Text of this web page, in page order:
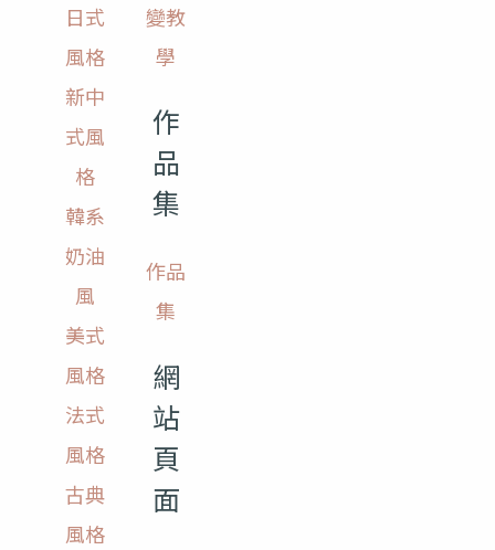
日式
風格
新中
式風
格
韓系
奶油
風
美式
風格
法式
風格
古典
風格
變教
學
作
品
集
作品
集
網
站
頁
面